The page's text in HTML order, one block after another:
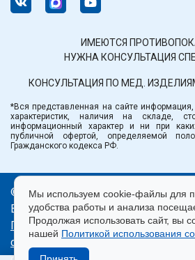
ИМЕЮТСЯ
НУЖНА КОНСУЛЬТАЦИЯ
КОНСУЛЬТАЦИЯ ПО МЕД.
*Вся представленная на сайте
характеристик, наличия на складе,
информационный характер и ни при
публичной офертой, определяемой
Гражданского кодекса РФ.
© ООО «Медтехника» РБ.
Все права защищены 2026.
Политика конфиденциальности|
сайтом
Использование cookie|
Мы используем cookie-файлы для
удобства работы и анализа
Продолжая использовать сайт, вы
нашей Политикой использования